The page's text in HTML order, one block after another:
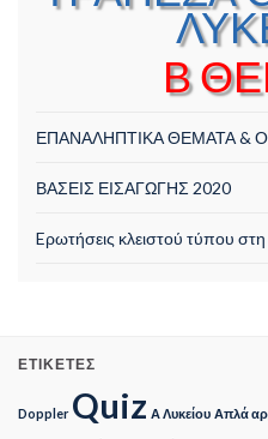
Β
ΕΠΑΝΑΛΗΠΤΙΚΑ ΘΕΜΑΤΑ &
ΒΑΣΕΙΣ ΕΙΣΑΓΩΓΗΣ 2020
Eρωτήσεις κλειστού τύπου
ΕΤΙΚΈΤΕΣ
Doppler Quiz Α Λυκείου Απλά